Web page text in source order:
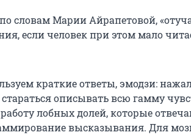
словам Марии Айрапетовой,
если человек при этом мало
краткие ответы, эмодзи:
описывать всю гамму
лобных долей, которые
высказывания. Для